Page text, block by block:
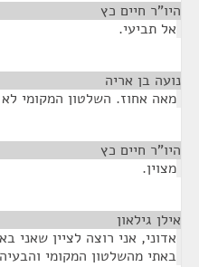
היו"ר חיים כץ
אל תביעי.
נועה בן אריה
מאה אחוז. השלטון המקומי
היו"ר חיים כץ
מצוין.
אילן גילאון
אדוני, אני רוצה לציין שאני
באתי מהשלטון המקומי